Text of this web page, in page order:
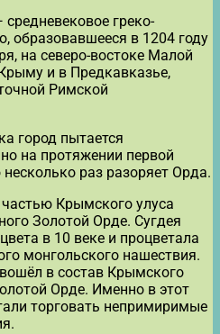
греко-
образовавшееся в 1204 году
на северо-востоке Малой
и в Предкавказье,
Римской
город пытается
на протяжении первой
раз разоряет Орда.
Крымского улуса
Золотой Орде. Сугдея
в 10 веке и процветала
монгольского нашествия.
в состав Крымского
Орде. Именно в этот
торговать непримиримые